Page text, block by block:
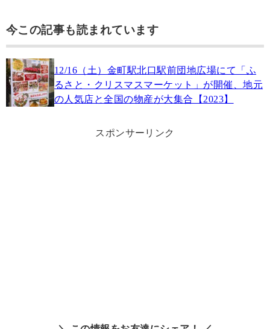
今この記事も読まれています
12/16（土）金町駅北口駅前団地広場にて「ふ
るさと・クリスマスマーケット」が開催、地元
の人気店と全国の物産が大集合【2023】
スポンサーリンク